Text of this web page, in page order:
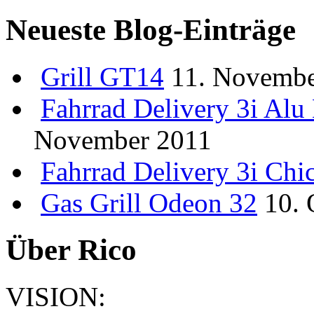
Neueste Blog-Einträge
Grill GT14 11.
Fahrrad Delivery 3i
November 2011
Fahrrad Delivery 3i
Gas Grill Odeon 32 10.
Über Rico
VISION: